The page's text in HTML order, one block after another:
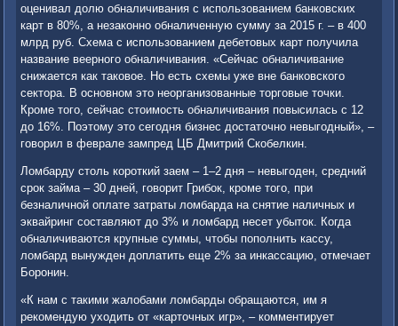
оценивал долю обналичивания с использованием банковских
карт в 80%, а незаконно обналиченную сумму за 2015 г. – в 400
млрд руб. Схема с использованием дебетовых карт получила
название веерного обналичивания. «Сейчас обналичивание
снижается как таковое. Но есть схемы уже вне банковского
сектора. В основном это неорганизованные торговые точки.
Кроме того, сейчас стоимость обналичивания повысилась с 12
до 16%. Поэтому это сегодня бизнес достаточно невыгодный», –
говорил в феврале зампред ЦБ Дмитрий Скобелкин.
Ломбарду столь короткий заем – 1–2 дня – невыгоден, средний
срок займа – 30 дней, говорит Грибок, кроме того, при
безналичной оплате затраты ломбарда на снятие наличных и
эквайринг составляют до 3% и ломбард несет убыток. Когда
обналичиваются крупные суммы, чтобы пополнить кассу,
ломбард вынужден доплатить еще 2% за инкассацию, отмечает
Боронин.
«К нам с такими жалобами ломбарды обращаются, им я
рекомендую уходить от «карточных игр», – комментирует